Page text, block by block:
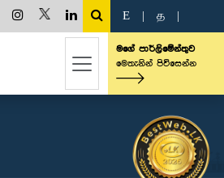
E த
මගේ පාර්ලිමේන්තුව
මෙතැනින් පිවිසෙන්න